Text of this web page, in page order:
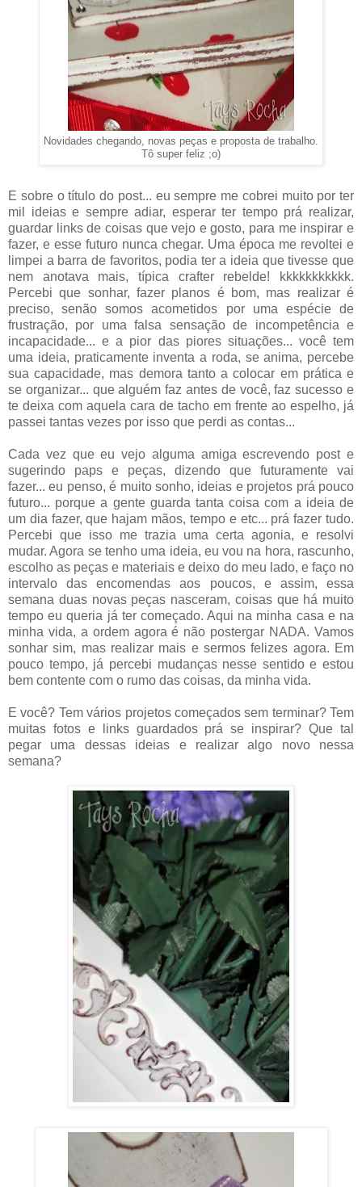
Novidades chegando, novas peças e proposta de trabalho.
Tô super feliz ;o)
E sobre o título do post... eu sempre me cobrei muito por ter
mil ideias e sempre adiar, esperar ter tempo prá realizar,
guardar links de coisas que vejo e gosto, para me inspirar e
fazer, e esse futuro nunca chegar. Uma época me revoltei e
limpei a barra de favoritos, podia ter a ideia que tivesse que
nem anotava mais, típica crafter rebelde! kkkkkkkkkkk.
Percebi que sonhar, fazer planos é bom, mas realizar é
preciso, senão somos acometidos por uma espécie de
frustração, por uma falsa sensação de incompetência e
incapacidade... e a pior das piores situações... você tem
uma ideia, praticamente inventa a roda, se anima, percebe
sua capacidade, mas demora tanto a colocar em prática e
se organizar... que alguém faz antes de você, faz sucesso e
te deixa com aquela cara de tacho em frente ao espelho, já
passei tantas vezes por isso que perdi as contas...
Cada vez que eu vejo alguma amiga escrevendo post e
sugerindo paps e peças, dizendo que futuramente vai
fazer... eu penso, é muito sonho, ideias e projetos prá pouco
futuro... porque a gente guarda tanta coisa com a ideia de
um dia fazer, que hajam mãos, tempo e etc... prá fazer tudo.
Percebi que isso me trazia uma certa agonia, e resolvi
mudar. Agora se tenho uma ideia, eu vou na hora, rascunho,
escolho as peças e materiais e deixo do meu lado, e faço no
intervalo das encomendas aos poucos, e assim, essa
semana duas novas peças nasceram, coisas que há muito
tempo eu queria já ter começado. Aqui na minha casa e na
minha vida, a ordem agora é não postergar NADA. Vamos
sonhar sim, mas realizar mais e sermos felizes agora. Em
pouco tempo, já percebi mudanças nesse sentido e estou
bem contente com o rumo das coisas, da minha vida.
E você? Tem vários projetos começados sem terminar? Tem
muitas fotos e links guardados prá se inspirar? Que tal
pegar uma dessas ideias e realizar algo novo nessa
semana?